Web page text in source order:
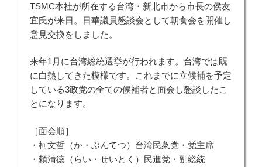
TSMC本社が所在する台湾・新北市から市長の侯友
宜氏が来日。日華議員懇談会として朝食会を開催し
意見交換をしました。
来年1月に台湾総統選挙が行われます。台湾では既
に白熱してきた模様です。これまでに立候補を予定
している3政党の全ての候補者と面会し懇談したこ
とになります。
［面会順］
・柯文哲（か・ぶんてつ）台湾民衆党・党主席
・頼清徳（らい・せいとく）民進党・副総統